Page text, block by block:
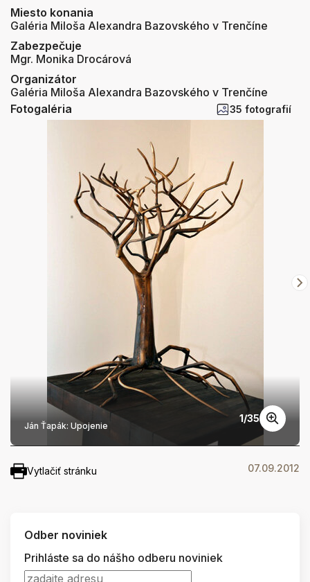
Miesto konania
Galéria Miloša Alexandra Bazovského v Trenčíne
Zabezpečuje
Mgr. Monika Drocárová
Organizátor
Galéria Miloša Alexandra Bazovského v Trenčíne
Fotogaléria
35 fotografií
Ján Ťapák: Upojenie
1/35
Vytlačiť stránku 07.09.2012
Odber noviniek
Prihláste sa do nášho odberu noviniek